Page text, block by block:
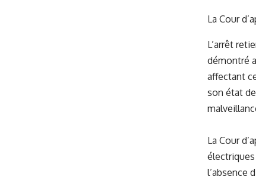
La Cour
L’arrêt
démontré
affectant
son état
La Cour
électriques
l’absence